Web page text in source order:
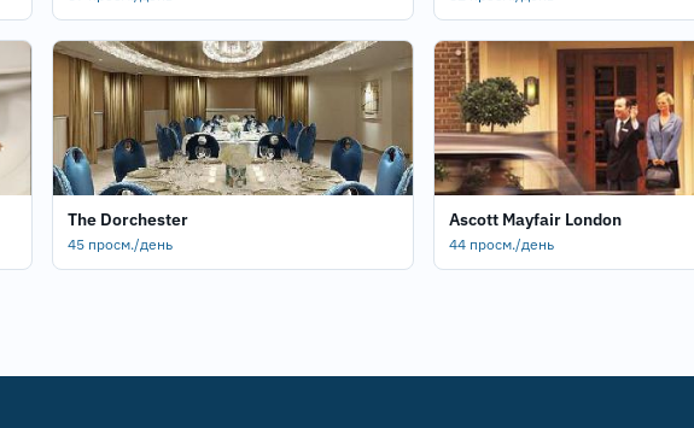
The Dorchester
45 просм./день
Ascott Mayfair London
44 просм./день